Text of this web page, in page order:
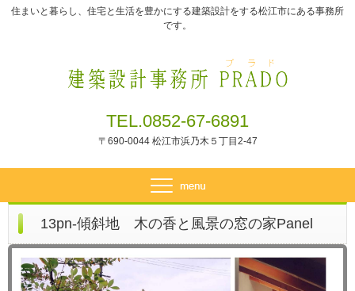
住まいと暮らし、住宅と生活を豊かにする建築設計をする松江市にある事務所
です。
TEL.0852-67-6891
〒690-0044 松江市浜乃木５丁目2-47
13pn-傾斜地 木の香と風景の窓の家Panel